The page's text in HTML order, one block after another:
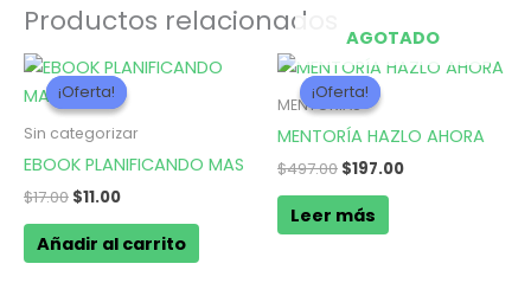
Productos relacionados
¡Oferta!
¡Oferta!
Sin categorizar
EBOOK PLANIFICANDO MAS
$17.00
El
precio
original
era:
$17.00.
$11.00
El
precio
actual
$11.00.
Añadir al carrito
¡Oferta!
AGOTADO
¡Oferta!
MENTORIAS
MENTORÍA HAZLO AHORA
$497.00
El
precio
original
era:
$497.00.
$197.00
El
$197.00.
Leer más